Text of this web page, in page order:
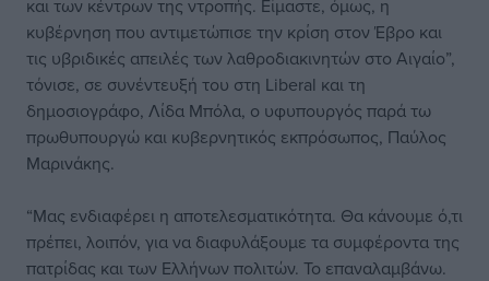
και των κέντρων της ντροπής. Είμαστε, όμως, η
κυβέρνηση που αντιμετώπισε την κρίση στον Έβρο και
τις υβριδικές απειλές των λαθροδιακινητών στο Αιγαίο”,
τόνισε, σε συνέντευξή του στη Liberal και τη
δημοσιογράφο, Λίδα Μπόλα, ο υφυπουργός παρά τω
πρωθυπουργώ και κυβερνητικός εκπρόσωπος, Παύλος
Μαρινάκης.
“Μας ενδιαφέρει η αποτελεσματικότητα. Θα κάνουμε ό,τι
πρέπει, λοιπόν, για να διαφυλάξουμε τα συμφέροντα της
πατρίδας και των Ελλήνων πολιτών. Το επαναλαμβάνω.